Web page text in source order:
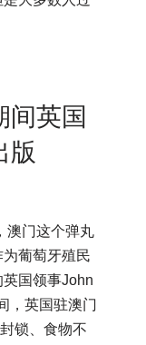
间英国
版
澳门这个弹丸
葡萄牙殖民
国领事John
，英国驻澳门
锁、食物不